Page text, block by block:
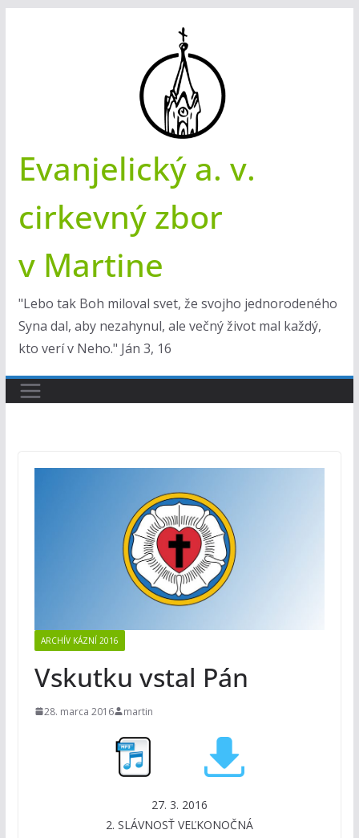
Evanjelický a. v.
cirkevný zbor
v Martine
"Lebo tak Boh miloval svet, že svojho jednorodeného
Syna dal, aby nezahynul, ale večný život mal každý,
kto verí v Neho." Ján 3, 16
ARCHÍV KÁZNÍ 2016
Vskutku vstal Pán
28. marca 2016 martin
27. 3. 2016
2. SLÁVNOSŤ VEĽKONOČNÁ